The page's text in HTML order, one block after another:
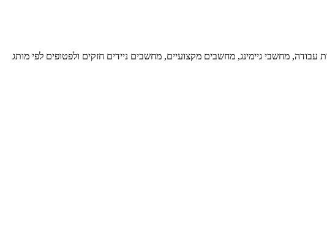
מחשבי גיימינג, מחשבים מקצועיים, מחשבים ניידים חזקים ולפטופים לפי מותג